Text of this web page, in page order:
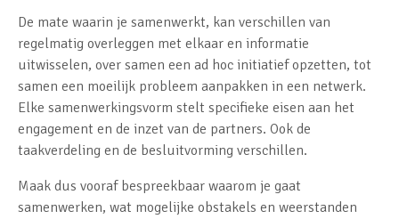
De mate waarin je samenwerkt, kan verschillen van
regelmatig overleggen met elkaar en informatie
uitwisselen, over samen een ad hoc initiatief opzetten, tot
samen een moeilijk probleem aanpakken in een netwerk.
Elke samenwerkingsvorm stelt specifieke eisen aan het
engagement en de inzet van de partners. Ook de
taakverdeling en de besluitvorming verschillen.
Maak dus vooraf bespreekbaar waarom je gaat
samenwerken, wat mogelijke obstakels en weerstanden